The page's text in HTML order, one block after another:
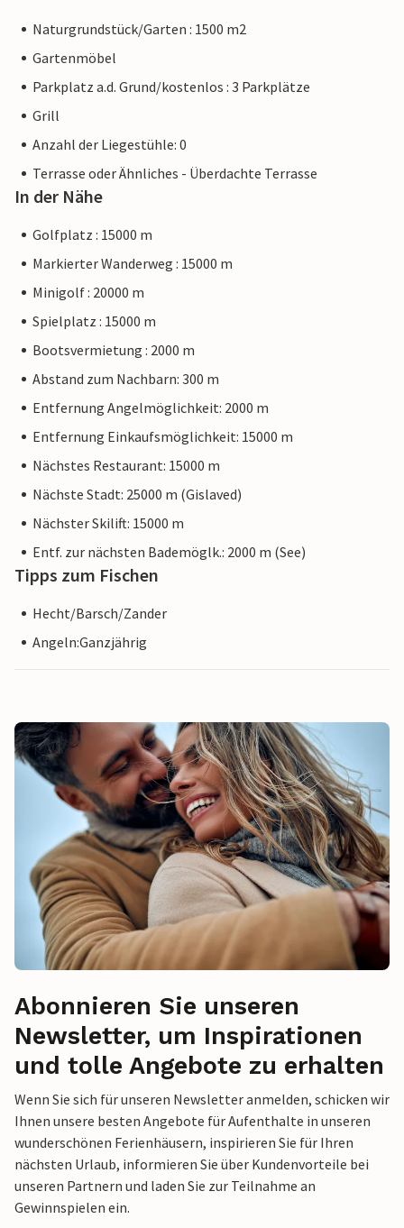
Naturgrundstück/Garten : 1500 m2
Gartenmöbel
Parkplatz a.d. Grund/kostenlos : 3 Parkplätze
Grill
Anzahl der Liegestühle: 0
Terrasse oder Ähnliches - Überdachte Terrasse
In der Nähe
Golfplatz : 15000 m
Markierter Wanderweg : 15000 m
Minigolf : 20000 m
Spielplatz : 15000 m
Bootsvermietung : 2000 m
Abstand zum Nachbarn: 300 m
Entfernung Angelmöglichkeit: 2000 m
Entfernung Einkaufsmöglichkeit: 15000 m
Nächstes Restaurant: 15000 m
Nächste Stadt: 25000 m (Gislaved)
Nächster Skilift: 15000 m
Entf. zur nächsten Bademöglk.: 2000 m (See)
Tipps zum Fischen
Hecht/Barsch/Zander
Angeln:Ganzjährig
Abonnieren Sie unseren
Newsletter, um Inspirationen
und tolle Angebote zu erhalten
Wenn Sie sich für unseren Newsletter anmelden, schicken wir
Ihnen unsere besten Angebote für Aufenthalte in unseren
wunderschönen Ferienhäusern, inspirieren Sie für Ihren
nächsten Urlaub, informieren Sie über Kundenvorteile bei
unseren Partnern und laden Sie zur Teilnahme an
Gewinnspielen ein.